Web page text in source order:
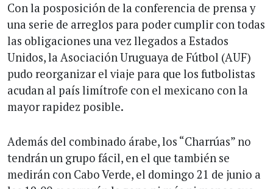
Con la posposición de la conferencia de prensa y
una serie de arreglos para poder cumplir con todas
las obligaciones una vez llegados a Estados
Unidos, la Asociación Uruguaya de Fútbol (AUF)
pudo reorganizar el viaje para que los futbolistas
acudan al país limítrofe con el mexicano con la
mayor rapidez posible.
Además del combinado árabe, los “Charrúas” no
tendrán un grupo fácil, en el que también se
medirán con Cabo Verde, el domingo 21 de junio a